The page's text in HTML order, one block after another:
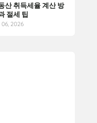
산 취득세율 계산 방
절세 팁
06, 2026